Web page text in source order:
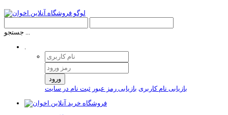
جستجو ...
.
ورود
بازیابی نام کاربری بازیابی رمز عبور ثبت نام در سایت